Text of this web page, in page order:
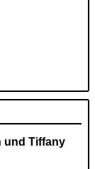
und Tiffany